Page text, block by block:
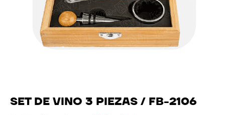
SET DE VINO 3 PIEZAS / FB-2106